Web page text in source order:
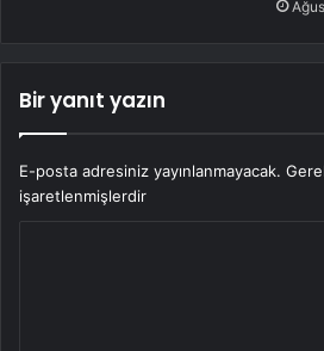
Bir yanıt yazın
E-posta adresiniz yayınlanmayacak.
işaretlenmişlerdir